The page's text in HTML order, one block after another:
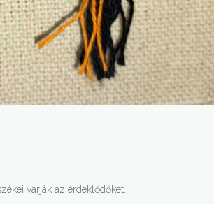
várják az érdeklődőket.